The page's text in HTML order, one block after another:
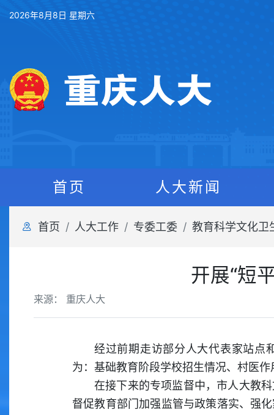
2026年8月8日 星期六
首页 人大新闻
首页 人大工作 专委工委 教育科学文化卫
开展“短
来源： 重庆人大
经过前期走访部分人大代表家站点
为：基础教育阶段学校招生情况、村医
在接下来的专项监督中，市人大教
督促教育部门加强监管与政策落实、强